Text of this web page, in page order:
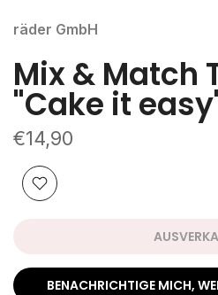
räder GmbH
Mix & Match
"Cake it
€14,90
BENACHRICHTIGE MICH,